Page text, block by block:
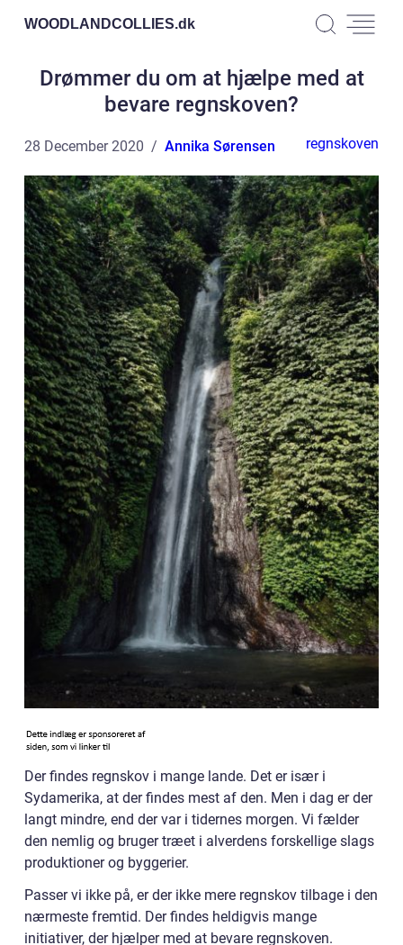
WOODLANDCOLLIES.dk
Drømmer du om at hjælpe med at
bevare regnskoven?
28 December 2020 Annika Sørensen regnskoven
Der findes regnskov i mange lande. Det er især i
Sydamerika, at der findes mest af den. Men i dag er der
langt mindre, end der var i tidernes morgen. Vi fælder
den nemlig og bruger træet i alverdens forskellige slags
produktioner og byggerier.
Passer vi ikke på, er der ikke mere regnskov tilbage i den
nærmeste fremtid. Der findes heldigvis mange
initiativer, der hjælper med at bevare regnskoven.